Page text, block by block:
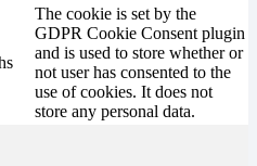
The cookie is set by the
GDPR Cookie Consent plugin
and is used to store whether or
not user has consented to the
use of cookies. It does not
store any personal data.